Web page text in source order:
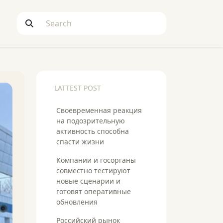
LATTEST POST
Своевременная реакция
на подозрительную
активность способна
спасти жизни
Компании и госорганы
совместно тестируют
новые сценарии и
готовят оперативные
обновления
Российский рынок